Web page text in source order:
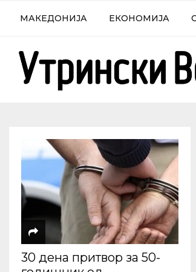
МАКЕДОНИЈА ЕКОНОМИЈА
30 дена притвор за 50-